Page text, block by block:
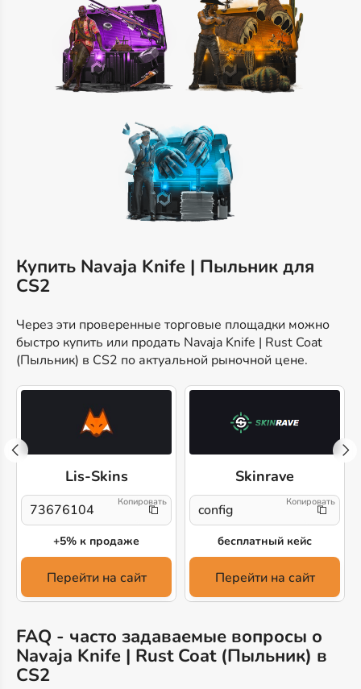
Купить Navaja Knife | Пыльник для
CS2
Через эти проверенные торговые площадки можно
быстро купить или продать Navaja Knife | Rust Coat
(Пыльник) в CS2 по актуальной рыночной цене.
Lis-Skins
73676104
+5% к продаже
Перейти на сайт
Skinrave
config
бесплатный кейс
Перейти на сайт
FAQ - часто задаваемые вопросы о
Navaja Knife | Rust Coat (Пыльник) в
CS2